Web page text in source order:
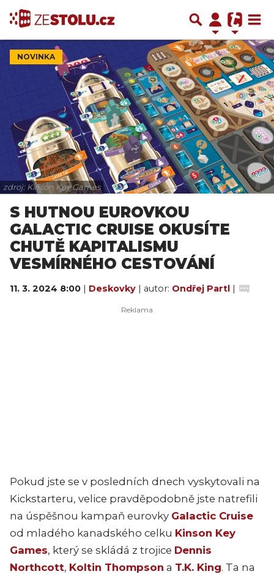
NOVINKA
zdroj: Kinson Key Games
S HUTNOU EUROVKOU
GALACTIC CRUISE OKUSÍTE
CHUTĚ KAPITALISMU
VESMÍRNÉHO CESTOVÁNÍ
11. 3. 2024 8:00 | Deskovky | autor: Ondřej Partl |
Pokud jste se v posledních dnech vyskytovali na
Kickstarteru, velice pravděpodobně jste natrefili
na úspěšnou kampaň eurovky Galactic Cruise
od mladého kanadského celku Kinson Key
Games, který se skládá z trojice Dennis
Northcott, Koltin Thompson a T.K. King. Ta na